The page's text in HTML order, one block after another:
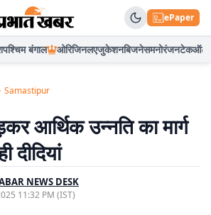
ePaper
पश्चिम बंगाल ओरिजिनलएजुकेशनबिजनेसमनोरंजनटेकऑटो
Samastipur
आर्थिक उन्नति का मार्ग
दीदियां
NEWS DESK
11:32 PM (IST)